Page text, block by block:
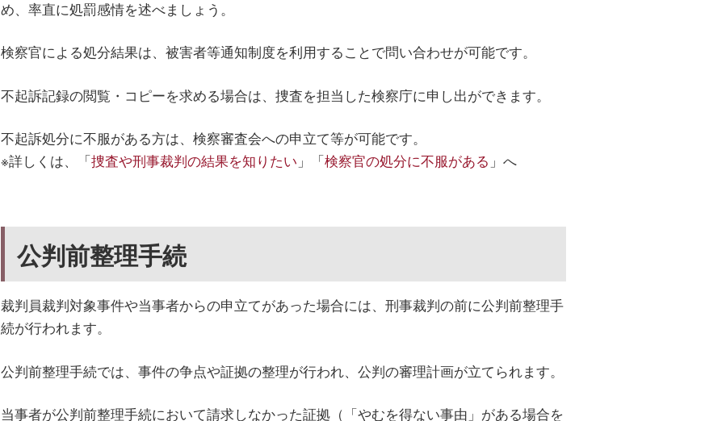
め、率直に処罰感情を述べましょう。
検察官による処分結果は、被害者等通知制度を利用することで問い合わせが可能です。
不起訴記録の閲覧・コピーを求める場合は、捜査を担当した検察庁に申し出ができます。
不起訴処分に不服がある方は、検察審査会への申立て等が可能です。
※詳しくは、「捜査や刑事裁判の結果を知りたい 」「検察官の処分に不服がある 」へ
公判前整理手続
裁判員裁判対象事件や当事者からの申立てがあった場合には、刑事裁判の前に公判前整理手
続が行われます。
公判前整理手続では、事件の争点や証拠の整理が行われ、公判の審理計画が立てられます。
当事者が公判前整理手続において請求しなかった証拠（「やむを得ない事由」がある場合を